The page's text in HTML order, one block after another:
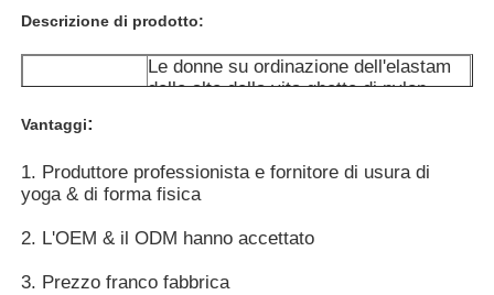
Il vello delle donne ha allineato le ghette
Descrizione di prodotto:
Le donne su ordinazione dell'elastam
delle alte della vita ghette di nylon
Progetti per
Allenamenti, yoga di forma fisica,
usura di ogni giorno
305gsm-315gsm
230gsm
Vantaggi:
1. Produttore professionista e fornitore di usura di
yoga & di forma fisica
2. L'OEM & il ODM hanno accettato
3. Prezzo franco fabbrica